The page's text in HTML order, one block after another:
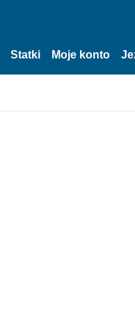
Statki Moje konto